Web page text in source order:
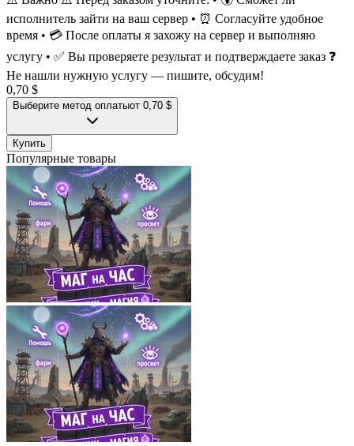
исполнитель зайти на ваш сервер • ⏰ Согласуйте удобное
время • 💳 После оплаты я захожу на сервер и выполняю
услугу • ✅ Вы проверяете результат и подтверждаете заказ ❓
Не нашли нужную услугу — пишите, обсудим!
0,70 $
Выберите метод оплатыот 0,70 $
Купить
Популярные товары